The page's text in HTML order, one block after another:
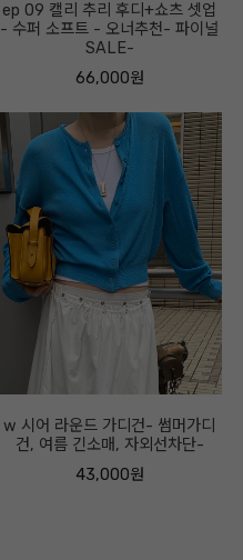
ep 09 캘리 추리 후디+쇼츠 셋업
- 수퍼 소프트 - 오너추천- 파이널
SALE-
66,000원
w 시어 라운드 가디건- 썸머가디
건, 여름 긴소매, 자외선차단-
43,000원